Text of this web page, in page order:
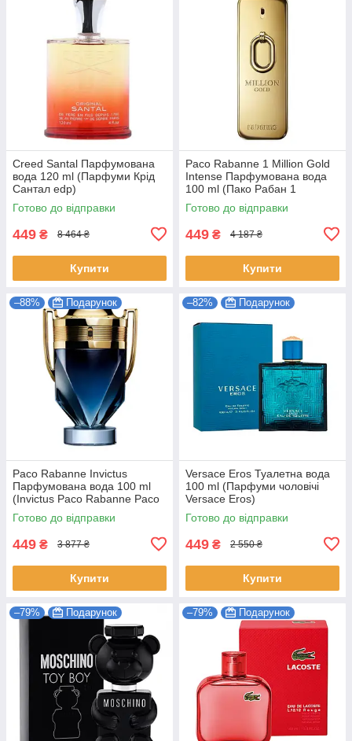
Creed Santal Парфумована
вода 120 ml (Парфуми Крід
Сантал edp)
Готово до відправки
449 ₴ 8 464 ₴
Купити
Paco Rabanne 1 Million Gold
Intense Парфумована вода
100 ml (Пако Рабан 1
Мільйон Голд Інтенс edp)
Готово до відправки
449 ₴ 4 187 ₴
Купити
–88% Подарунок
Paco Rabanne Invictus
Парфумована вода 100 ml
(Invictus Pаco Rabanne Paco
Пако Рабан Парфуми від
Paco Rabanne)
Готово до відправки
449 ₴ 3 877 ₴
Купити
–82% Подарунок
Versace Eros Туалетна вода
100 ml (Парфуми чоловічі
Versace Eros)
Готово до відправки
449 ₴ 2 550 ₴
Купити
–79% Подарунок –79% Подарунок